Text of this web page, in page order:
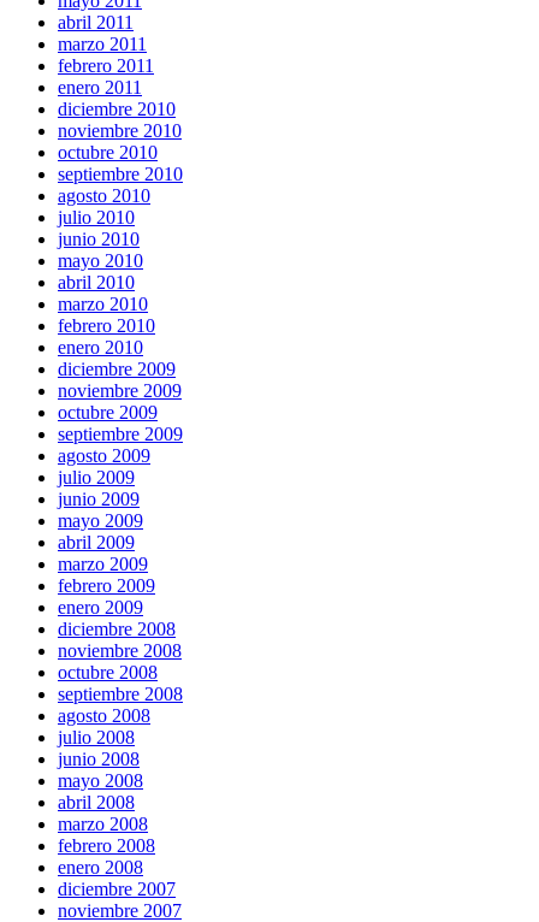
abril 2011
marzo 2011
febrero 2011
enero 2011
diciembre 2010
noviembre 2010
octubre 2010
septiembre 2010
agosto 2010
julio 2010
junio 2010
mayo 2010
abril 2010
marzo 2010
febrero 2010
enero 2010
diciembre 2009
noviembre 2009
octubre 2009
septiembre 2009
agosto 2009
julio 2009
junio 2009
mayo 2009
abril 2009
marzo 2009
febrero 2009
enero 2009
diciembre 2008
noviembre 2008
octubre 2008
septiembre 2008
agosto 2008
julio 2008
junio 2008
mayo 2008
abril 2008
marzo 2008
febrero 2008
enero 2008
diciembre 2007
noviembre 2007